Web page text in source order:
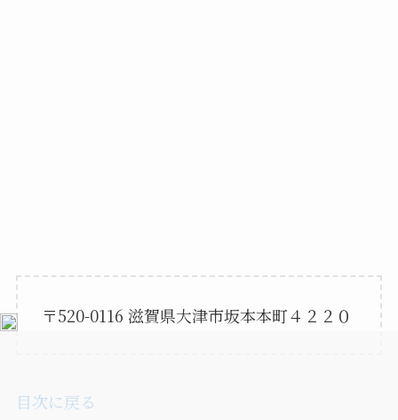
〒520-0116 滋賀県大津市坂本本町４２２０
目次に戻る